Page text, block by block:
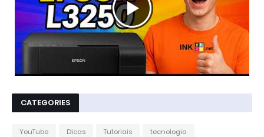
CATEGORIES
YouTube Dicas Tutoriais
tecnologia